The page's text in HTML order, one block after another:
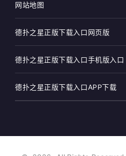
网站地图
德扑之星正版下载入口网页版
德扑之星正版下载入口手机版入口
德扑之星正版下载入口APP下载